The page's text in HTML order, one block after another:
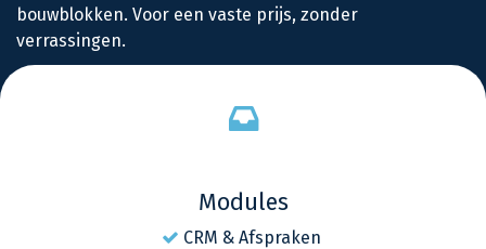
bouwblokken. Voor een vaste prijs, zonder
verrassingen.
Modules
CRM & Afspraken